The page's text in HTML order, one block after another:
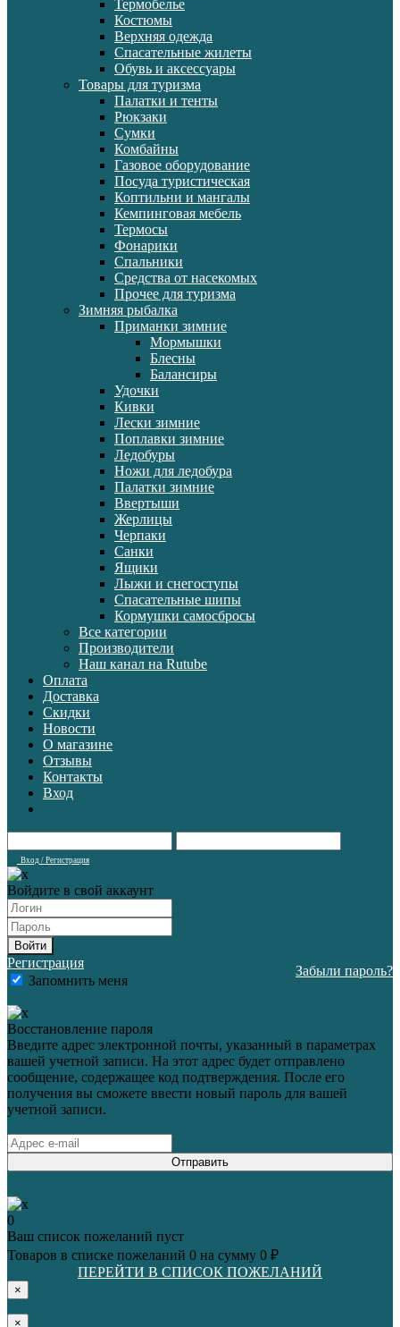
Термобелье
Костюмы
Верхняя одежда
Спасательные жилеты
Обувь и аксессуары
Товары для туризма
Палатки и тенты
Рюкзаки
Сумки
Комбайны
Газовое оборудование
Посуда туристическая
Коптильни и мангалы
Кемпинговая мебель
Термосы
Фонарики
Спальники
Средства от насекомых
Прочее для туризма
Зимняя рыбалка
Приманки зимние
Мормышки
Блесны
Балансиры
Удочки
Кивки
Лески зимние
Поплавки зимние
Ледобуры
Ножи для ледобура
Палатки зимние
Ввертыши
Жерлицы
Черпаки
Санки
Ящики
Лыжи и снегоступы
Спасательные шипы
Кормушки самосбросы
Все категории
Производители
Наш канал на Rutube
Оплата
Доставка
Скидки
Новости
О магазине
Отзывы
Контакты
Вход
Вход / Регистрация
Войдите в свой аккаунт
Войти
Регистрация
Запомнить меня
Забыли пароль?
Восстановление пароля
Введите адрес электронной почты, указанный в параметрах
вашей учетной записи. На этот адрес будет отправлено
сообщение, содержащее код подтверждения. После его
получения вы сможете ввести новый пароль для вашей
учетной записи.
Отправить
0
Ваш список пожеланий пуст
Товаров в списке пожеланий 0 на сумму 0 ₽
ПЕРЕЙТИ В СПИСОК ПОЖЕЛАНИЙ
×
×